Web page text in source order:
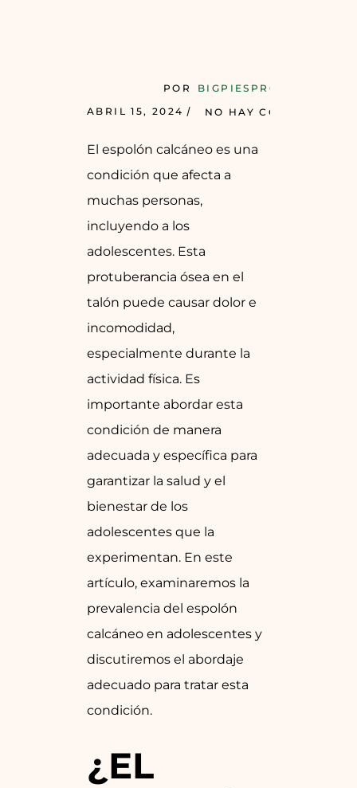
ABRIL 15, 2024 NO HAY COMENTARIOS
POR BIGPIESPRO
El espolón calcáneo es una
condición que afecta a
muchas personas,
incluyendo a los
adolescentes. Esta
protuberancia ósea en el
talón puede causar dolor e
incomodidad,
especialmente durante la
actividad física. Es
importante abordar esta
condición de manera
adecuada y específica para
garantizar la salud y el
bienestar de los
adolescentes que la
experimentan. En este
artículo, examinaremos la
prevalencia del espolón
calcáneo en adolescentes y
discutiremos el abordaje
adecuado para tratar esta
condición.
¿EL